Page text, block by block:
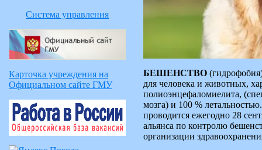
Система управления
Карточка учреждения на
Официальном сайте ГМУ
БЕШЕНСТВО
для человека и животных,
полиоэнцефаломиелита,
мозга) и 100 %
проводится ежегодно 28
альянса по контролю
организации